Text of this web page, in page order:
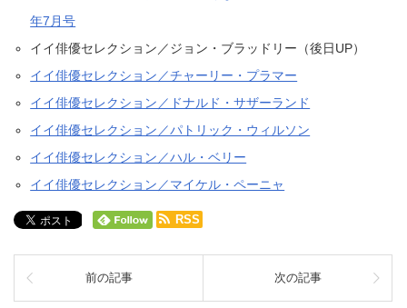
年7月号
イイ俳優セレクション／ジョン・ブラッドリー（後日UP）
イイ俳優セレクション／チャーリー・プラマー
イイ俳優セレクション／ドナルド・サザーランド
イイ俳優セレクション／パトリック・ウィルソン
イイ俳優セレクション／ハル・ベリー
イイ俳優セレクション／マイケル・ペーニャ
RSS
前の記事 次の記事